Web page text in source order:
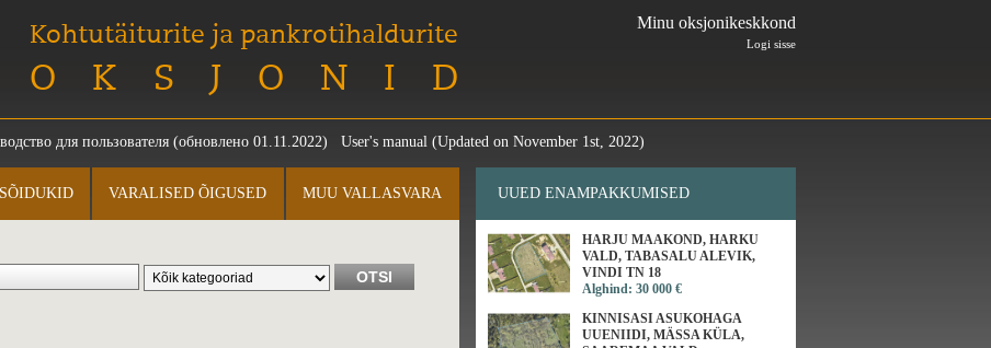
Kohtutäiturite ja pankrotihaldurite
OKSJONID
Minu oksjonikeskkond
Logi sisse
для пользователя(обновлено 01.11.2022) User's manual(Updated on November 1st, 2022)
VARALISED ÕIGUSED MUU VALLASVARA UUED ENAMPAKKUMISED
HARJU MAAKOND, HARKU
VALD, TABASALU ALEVIK,
VINDI TN 18
Alghind: 30 000 €
KINNISASI ASUKOHAGA
UUENIIDI, MÄSSA KÜLA,